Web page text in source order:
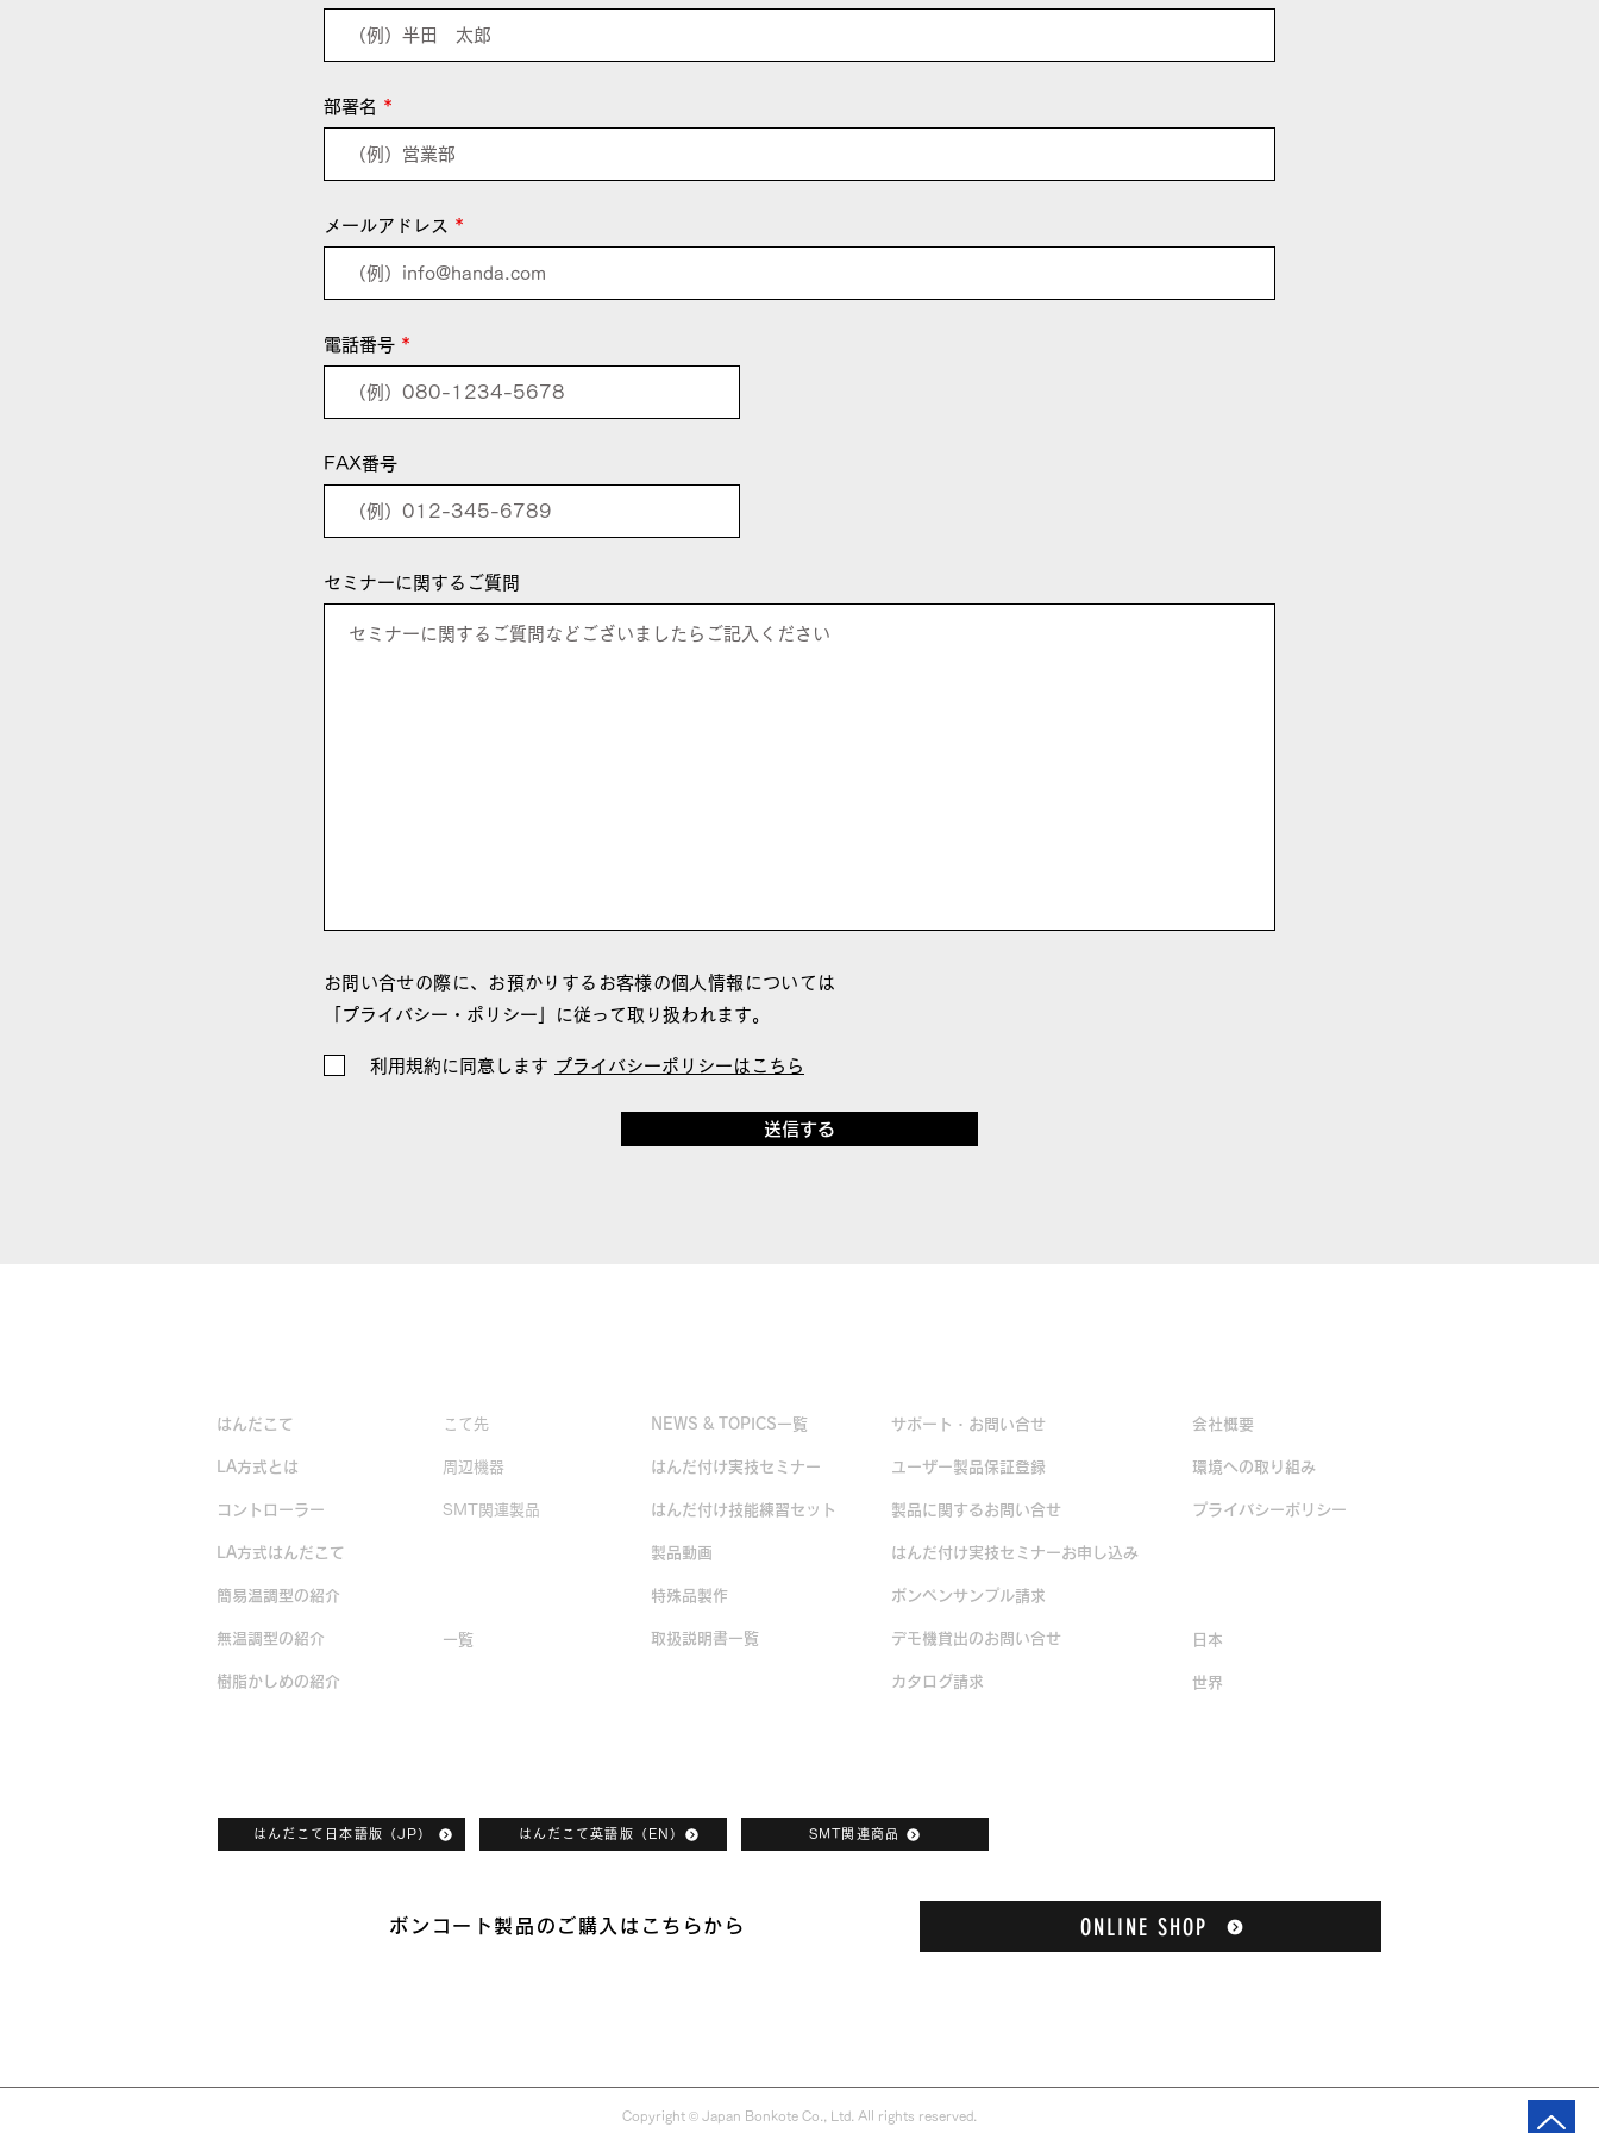
部署名
メールアドレス
電話番号
FAX番号
セミナーに関するご質問
お問い合せの際に、お預かりするお客様の個人情報については
「プライバシー・ポリシー」に従って取り扱われます。
利用規約に同意します プライバシーポリシーはこちら
送信する
はんだこて
LA方式とは
コントローラー
LA方式はんだこて
簡易温調型の紹介
無温調型の紹介
樹脂かしめの紹介
こて先
周辺機器
SMT関連製品
一覧
NEWS & TOPICS一覧
はんだ付け実技セミナー
はんだ付け技能練習セット
製品動画
特殊品製作
取扱説明書一覧
サポート・お問い合せ
ユーザー製品保証登録
製品に関するお問い合せ
はんだ付け実技セミナーお申し込み
ボンペンサンプル請求
デモ機貸出のお問い合せ
カタログ請求
会社概要
環境への取り組み
​プライバシーポリシー
日本
​世界
はんだこて日本語版（JP） はんだこて英語版（EN） SMT関連商品
ボンコート製品のご購入はこちらから ONLINE SHOP
Copyright © Japan Bonkote Co., Ltd. All rights reserved.